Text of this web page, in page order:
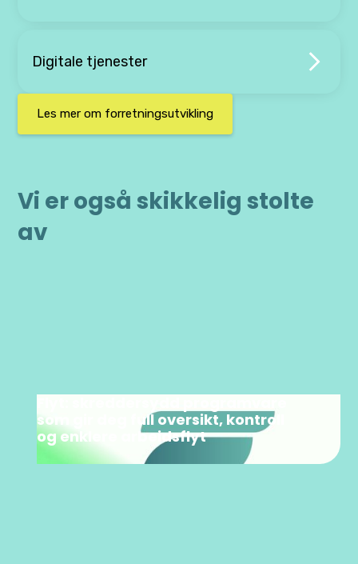
Digitale tjenester
Les mer om forretningsutvikling
Vi er også skikkelig stolte
av
som gir deg full oversikt, kontroll
og enklere arbeidsflyt